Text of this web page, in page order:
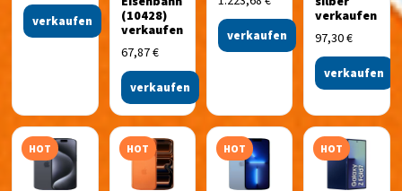
verkaufen
(10428)
verkaufen
67,87€
verkaufen
verkaufen
verkaufen
97,30€
verkaufen
HOT HOT HOT HOT